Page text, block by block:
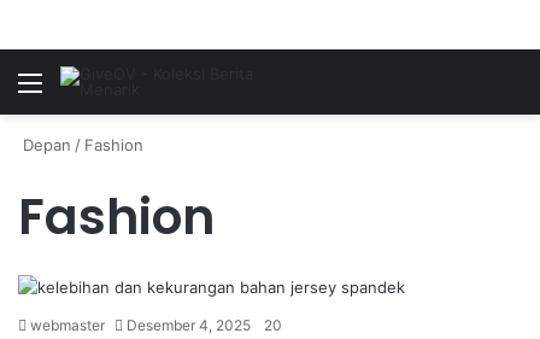
Menu
Depan / Fashion
Fashion
webmaster Desember 4, 2025 20